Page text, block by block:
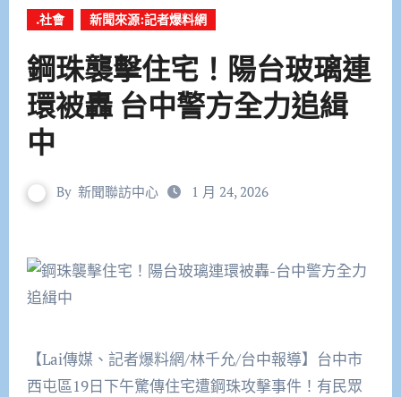
.社會 新聞來源:記者爆料網
鋼珠襲擊住宅！陽台玻璃連
環被轟 台中警方全力追緝
中
By 新聞聯訪中心 1 月 24, 2026
【Lai傳媒、記者爆料網/林千允/台中報導】台中市
西屯區19日下午驚傳住宅遭鋼珠攻擊事件！有民眾